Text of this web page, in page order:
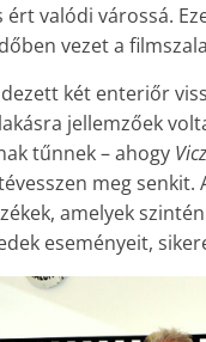
ért valódi várossá.
vezet a
két enteriőr
jellemzőek
tűnnek – ahogy
meg
amelyek
eseményeit,